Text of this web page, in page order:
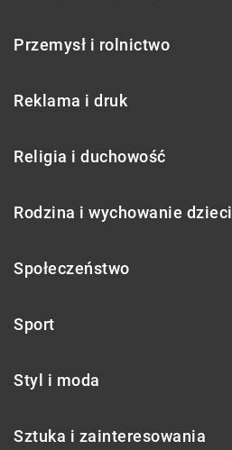
Przemysł i rolnictwo
Reklama i druk
Religia i duchowość
Rodzina i wychowanie dzieci
Społeczeństwo
Sport
Styl i moda
Sztuka i zainteresowania